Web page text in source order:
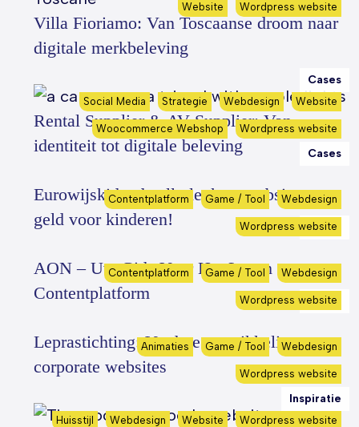
Website Wordpress website
Villa Fioriamo: Van Toscaanse droom naar
digitale merkbeleving
Cases
Social Media Strategie Webdesign Website
Woocommerce Webshop Wordpress website
Rental Supplier & AV Supplier: Van
identiteit tot digitale beleving
Cases
Contentplatform Game / Tool Webdesign
Wordpress website
Eurowijskids: de allerleukste website over
geld voor kinderen!
Cases
Contentplatform Game / Tool Webdesign
Wordpress website
AON – Uw Gids Voor Het Leven
Contentplatform
Cases
Animaties Game / Tool Webdesign
Wordpress website
Leprastichting: Verdere ontwikkeling
corporate websites
Inspiratie
Huisstijl Webdesign Website Wordpress website